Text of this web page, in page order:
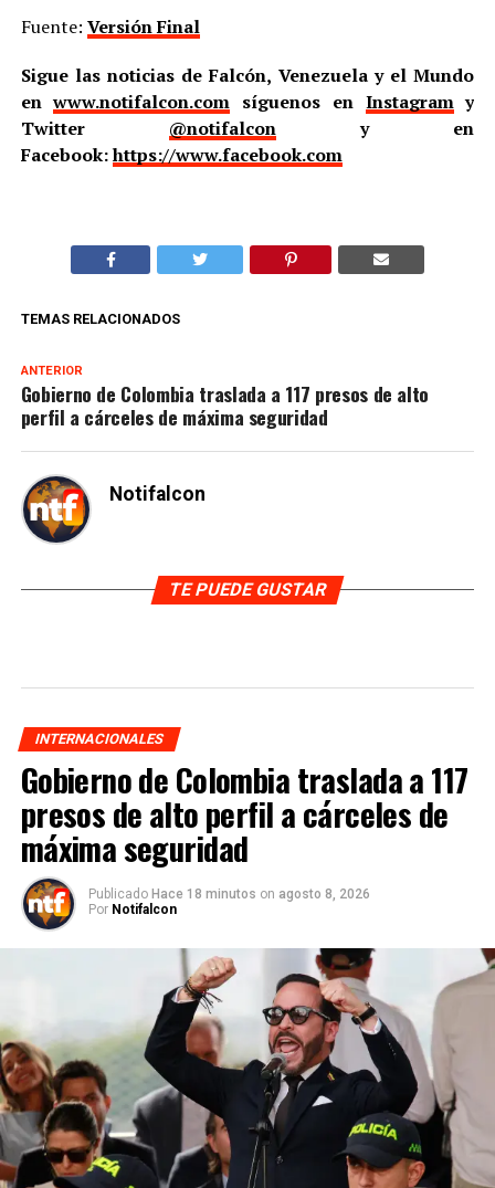
Fuente: Versión Final
Sigue las noticias de Falcón, Venezuela y el Mundo
enwww.notifalcon.com síguenos en Instagramy
Twitter @notifalcony en
Facebook:https://www.facebook.com
TEMAS RELACIONADOS
ANTERIOR
Gobierno de Colombia traslada a 117 presos de alto
perfil a cárceles de máxima seguridad
Notifalcon
TE PUEDE GUSTAR
INTERNACIONALES
Gobierno de Colombia traslada a 117
presos de alto perfil a cárceles de
máxima seguridad
Publicado Hace 18 minutos on agosto 8, 2026
Por Notifalcon